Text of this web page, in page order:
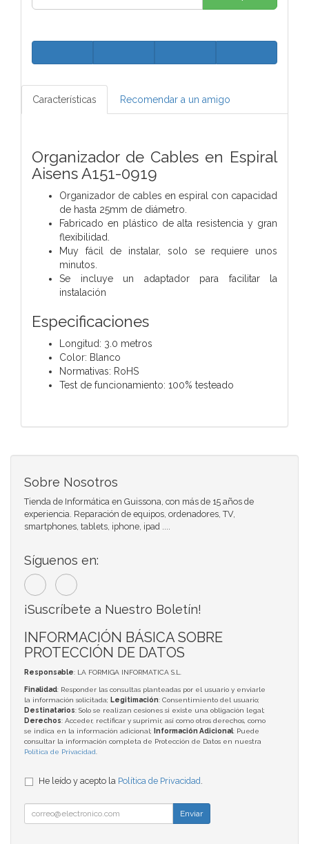
Características Recomendar a un amigo
Organizador de Cables en Espiral
Aisens A151-0919
Organizador de cables en espiral con capacidad
de hasta 25mm de diámetro.
Fabricado en plástico de alta resistencia y gran
flexibilidad.
Muy fácil de instalar, solo se requiere unos
minutos.
Se incluye un adaptador para facilitar la
instalación
Especificaciones
Longitud: 3.0 metros
Color: Blanco
Normativas: RoHS
Test de funcionamiento: 100% testeado
Sobre Nosotros
Tienda de Informática en Guissona, con más de 15 años de
experiencia. Reparación de equipos, ordenadores, TV,
smartphones, tablets, iphone, ipad ....
Síguenos en:
¡Suscríbete a Nuestro Boletín!
INFORMACIÓN BÁSICA SOBRE
PROTECCIÓN DE DATOS
Responsable: LA FORMIGA INFORMATICA S.L.
Finalidad: Responder las consultas planteadas por el usuario y enviarle
la información solicitada; Legitimación: Consentimiento del usuario;
Destinatarios: Solo se realizan cesiones si existe una obligación legal;
Derechos: Acceder, rectificar y suprimir, así como otros derechos, como
se indica en la información adicional;
Información Adicional: Puede
consultar la información completa de Protección de Datos en nuestra
Política de Privacidad
He leído y acepto la Política de Privacidad
Enviar